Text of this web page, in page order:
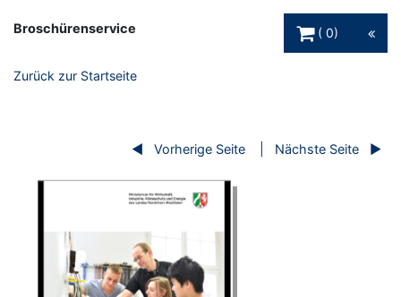
Broschürenservice
0
Zurück zur Startseite
Vorherige Seite Nächste Seite